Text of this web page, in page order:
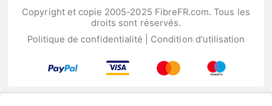
Copyright et copie 2005-2025 FibreFR.com. Tous les
droits sont réservés.
Politique de confidentialité
Condition d'utilisation